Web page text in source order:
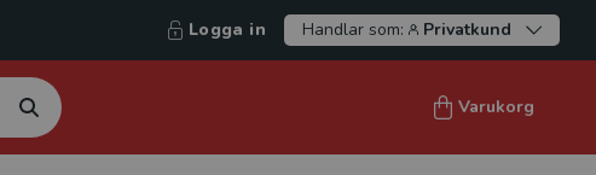
Logga in Handlar som: Privatkund
Varukorg